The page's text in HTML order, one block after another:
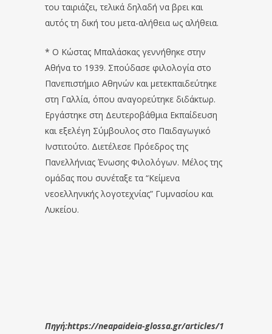
του ταιριάζει, τελικά δηλαδή να βρει και
αυτός τη δική του μετα-αλήθεια ως αλήθεια.
* Ο Κώστας Μπαλάσκας γεννήθηκε στην
Αθήνα το 1939. Σπούδασε φιλολογία στο
Πανεπιστήμιο Αθηνών και μετεκπαιδεύτηκε
στη Γαλλία, όπου αναγορεύτηκε διδάκτωρ.
Εργάστηκε στη Δευτεροβάθμια Εκπαίδευση
και εξελέγη Σύμβουλος στο Παιδαγωγικό
Ινστιτούτο. Διετέλεσε Πρόεδρος της
Πανελλήνιας Ένωσης Φιλολόγων. Μέλος της
ομάδας που συνέταξε τα “Κείμενα
νεοελληνικής λογοτεχνίας” Γυμνασίου και
Λυκείου.
Πηγή:https://neapaideia-glossa.gr/articles/1